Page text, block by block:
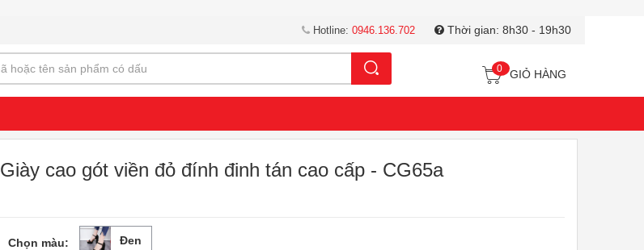
Hotline: 0946.136.702 Thời gian: 8h30 - 19h30
0 GIỎ HÀNG
Giày cao gót viền đỏ đính đinh tán cao cấp - CG65a
Chọn màu: Đen